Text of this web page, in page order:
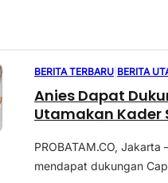
BERITA TERBARU BERITA
Anies Dapat
Utamakan Kader
PROBATAM.CO,
mendapat dukungan